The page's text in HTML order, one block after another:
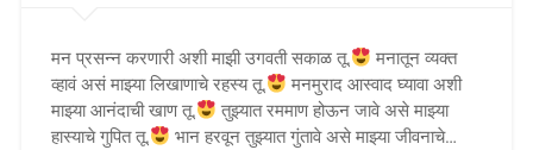
मन प्रसन्न करणारी अशी माझी उगवती सकाळ तू.
मनातून व्यक्त
व्हावं असं माझ्या लिखाणाचे रहस्य तू.
मनमुराद आस्वाद घ्यावा अशी
माझ्या आनंदाची खाण तू.
तुझ्यात रममाण होऊन जावे असे माझ्या
हास्याचे गुपित तू.
भान हरवून तुझ्यात गुंतावे असे माझ्या जीवनाचे…